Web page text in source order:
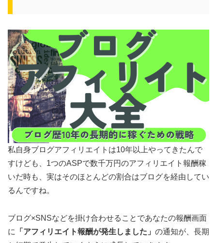
私自身ブログアフィリエイトは10年以上やってきたんで
すけども、1つのASPで数千万円のアフィリエイト報酬稼
いだ時も、実はそのほとんどの割合はブログを経由してい
るんですね。
ブログ×SNSなどを掛け合わせることであなたの報酬画面
に
「アフィリエイト報酬が発生しました」 の通知が、長期